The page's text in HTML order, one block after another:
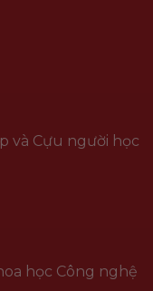
và Cựu người học
học Công nghệ